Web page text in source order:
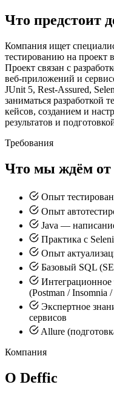
Что предстоит
Компания ищет
тестированию на проект
Проект связан с
веб-приложений и
JUnit 5, Rest-Assured,
заниматься разработкой
кейсов, созданием и
результатов и
Требования
Что мы ждём от
Опыт
Опыт
Java —
Практика с
Опыт
Базовый SQL
Интеграционное
(Postman / Insomnia
Экспертное
сервисов
Allure
Компания
О Deffic